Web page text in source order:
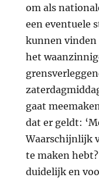
om als
een eventuele
kunnen vinden
het
gaat
dat er geldt:
Waarschijnlijk
te maken
duidelijk en